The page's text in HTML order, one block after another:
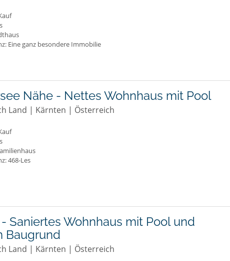
Eine ganz besondere Immobilie
Nähe - Nettes Wohnhaus mit Pool
Land | Kärnten | Österreich
468-Les
Saniertes Wohnhaus mit Pool und
Baugrund
Land | Kärnten | Österreich